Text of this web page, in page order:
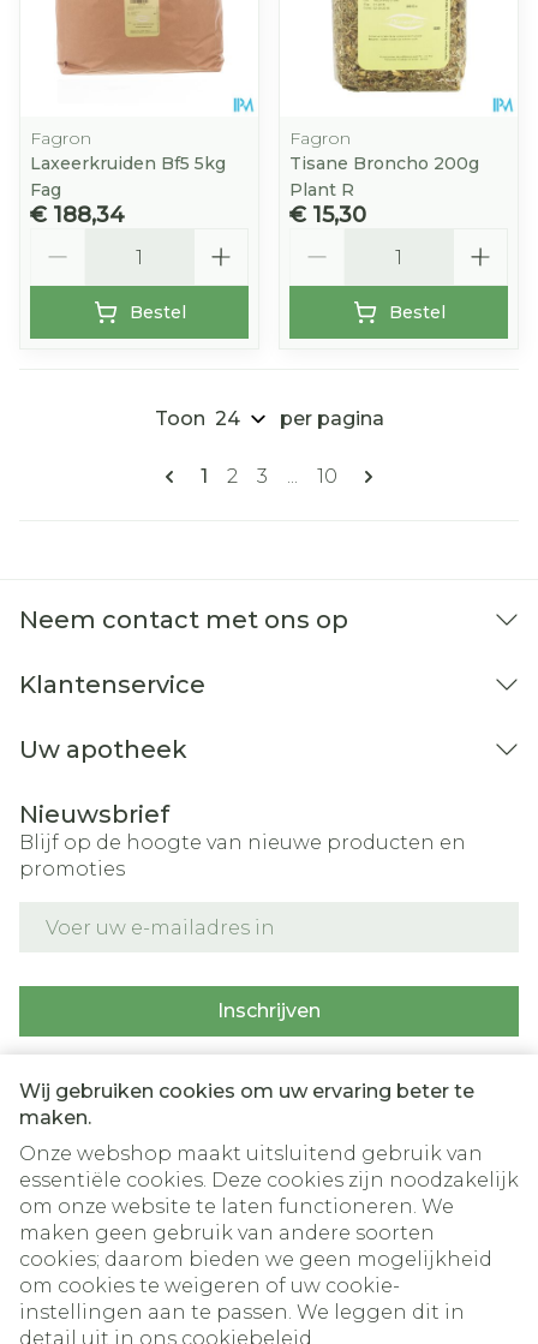
Wij gebruiken cookies om uw ervaring beter te
maken.
Onze webshop maakt uitsluitend gebruik van
essentiële cookies. Deze cookies zijn noodzakelijk
om onze website te laten functioneren. We
maken geen gebruik van andere soorten
cookies; daarom bieden we geen mogelijkheid
om cookies te weigeren of uw cookie-
instellingen aan te passen. We leggen dit in
detail uit in ons cookiebeleid
Fagron
Laxeerkruiden Bf5 5kg
Fag
€ 188,34
Bestel
Fagron
Tisane Broncho 200g
Plant R
€ 15,30
Bestel
Pagina's
U lees momenteel pagina
1 Pagina
2 Pagina
3 ... Pagina
10
Toon per pagina
Neem contact met ons op
Klantenservice
Uw apotheek
Nieuwsbrief
Blijf op de hoogte van nieuwe producten en
promoties
Inschrijven
nieuwsbrief en gaat u akkoord met onzeprivacy policy
Juridische links